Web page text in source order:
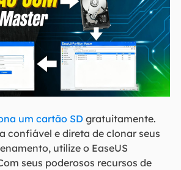
um cartão SDgratuitamente.
confiável e direta de clonar seus
utilize o EaseUS
seus poderosos recursos de